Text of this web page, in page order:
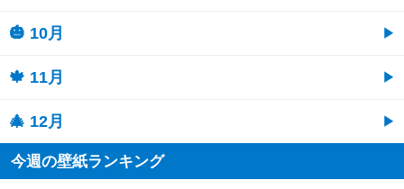
🎃 10月
🍁 11月
🎄 12月
今週の壁紙ランキング